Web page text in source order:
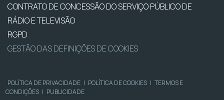
CONTRATO DE CONCESSÃO DO SERVIÇO PÚBLICO DE
RÁDIO E TELEVISÃO
RGPD
GESTÃO DAS DEFINIÇÕES DE COOKIES
POLÍTICA DE PRIVACIDADE | POLÍTICA DE COOKIES | TERMOS E
CONDIÇÕES | PUBLICIDADE